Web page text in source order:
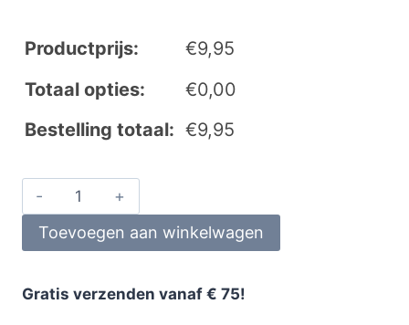
Productprijs: €9,95
Totaal opties:
€0,00
Bestelling totaal: €9,95
Toevoegen aan winkelwagen
Gratis verzenden vanaf € 75!